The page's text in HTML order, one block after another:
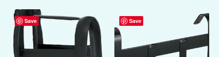
Save Save